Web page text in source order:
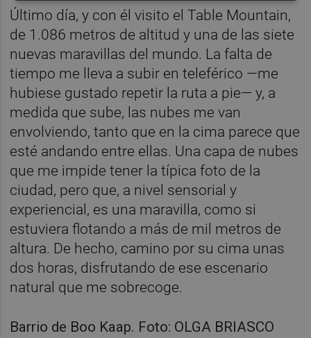
Último día, y con él visito el Table Mountain,
de 1.086 metros de altitud y una de las siete
nuevas maravillas del mundo. La falta de
tiempo me lleva a subir en teleférico —me
hubiese gustado repetir la ruta a pie— y, a
medida que sube, las nubes me van
envolviendo, tanto que en la cima parece que
esté andando entre ellas. Una capa de nubes
que me impide tener la típica foto de la
ciudad, pero que, a nivel sensorial y
experiencial, es una maravilla, como si
estuviera flotando a más de mil metros de
altura. De hecho, camino por su cima unas
dos horas, disfrutando de ese escenario
natural que me sobrecoge.
Barrio de Boo Kaap. Foto: OLGA BRIASCO